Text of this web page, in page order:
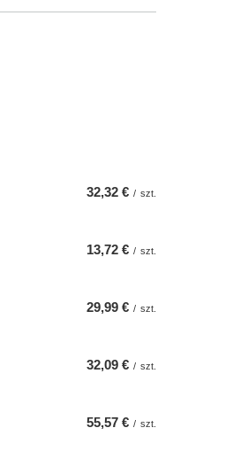
32,32 € / szt.
13,72 € / szt.
29,99 € / szt.
32,09 € / szt.
55,57 € / szt.